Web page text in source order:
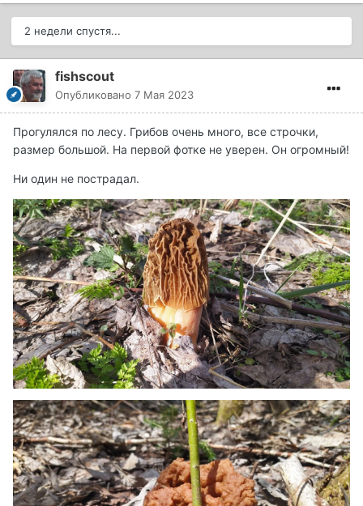
2 недели спустя...
fishscout
Опубликовано 7 Мая 2023
Прогулялся по лесу. Грибов очень много, все строчки,
размер большой. На первой фотке не уверен. Он огромный!
Ни один не пострадал.